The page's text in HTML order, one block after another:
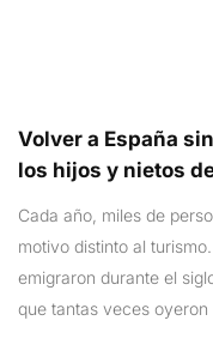
Volver a España
los hijos y nietos
Cada año, miles de
motivo distinto al
emigraron durante el
que tantas veces oyeron